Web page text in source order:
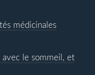
médicinales
avec le sommeil, et